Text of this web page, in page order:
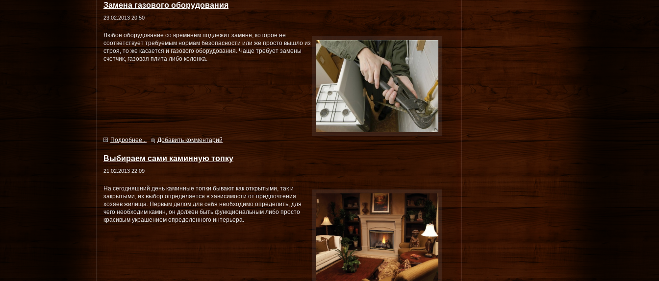
Замена газового оборудования
23.02.2013 20:50
Любое оборудование со временем подлежит замене, которое не
соответствует требуемым нормам безопасности или же просто вышло из
строя, то же касается и газового оборудования. Чаще требует замены
счетчик, газовая плита либо колонка.
Подробнее... Добавить комментарий
Выбираем сами каминную топку
21.02.2013 22:09
На сегодняшний день каминные топки бывают как открытыми, так и
закрытыми, их выбор определяется в зависимости от предпочтения
хозяев жилища. Первым делом для себя необходимо определить, для
чего необходим камин, он должен быть функциональным либо просто
красивым украшением определенного интерьера.